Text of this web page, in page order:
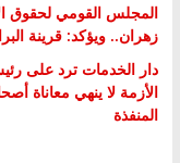
المجلس القومي لحقوق
زهران.. ويؤكد: قرينة
دار الخدمات ترد على
الأزمة لا ينهي معاناة
المنفذة